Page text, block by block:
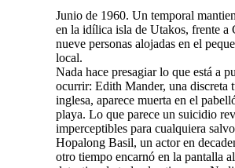
Junio de 1960. Un temporal
en la idílica isla de Utakos, frente a
nueve personas alojadas en el
local.
Nada hace presagiar lo que está a
ocurrir: Edith Mander, una discreta
inglesa, aparece muerta en el
playa. Lo que parece un suicidio
imperceptibles para cualquiera
Hopalong Basil, un actor en
otro tiempo encarnó en la pantalla